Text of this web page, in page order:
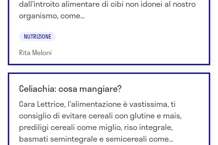
dall'introito alimentare di cibi non idonei al nostro
organismo, come...
NUTRIZIONE
Rita Meloni
Celiachia: cosa mangiare?
Cara Lettrice, l'alimentazione è vastissima, ti
consiglio di evitare cereali con glutine e mais,
prediligi cereali come miglio, riso integrale,
basmati semintegrale e semicereali come...